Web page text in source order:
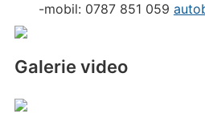
-mobil: 0787 851 059
Galerie video